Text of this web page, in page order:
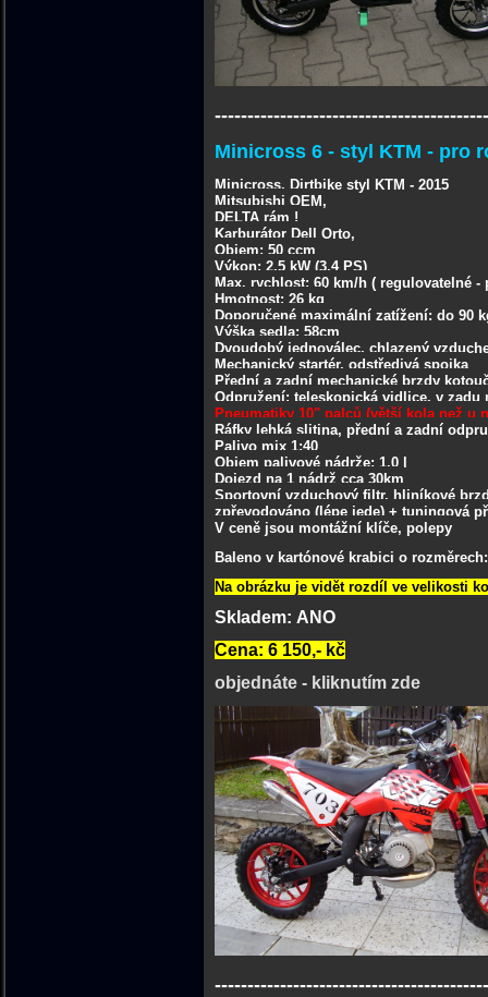
Minicross 6 - styl KTM - pro
Minicross, Dirtbike styl KTM - 2015
Mitsubishi OEM,
DELTA rám !
Karburátor Dell Orto,
Objem: 50 ccm
Výkon: 2,5 kW (3.4 PS)
Max. rychlost: 60 km/h ( regulovatelné -
Hmotnost: 26 kg
Doporučené maximální zatížení: do 90
Výška sedla: 58cm
Dvoudobý jednoválec, chlazený
Mechanický startér, odstředivá spojka
Přední a zadní mechanické brzdy
Odpružení: teleskopická vidlice, v zadu
Pneumatiky 10" palců (větší kola než u
Ráfky lehká slitina, přední a zadní
Palivo mix 1:40
Objem palivové nádrže: 1,0 l
Dojezd na 1 nádrž cca 30km
Sportovní vzduchový filtr, hliníkové
zpřevodováno (lépe jede) + tuningová
V ceně jsou montážní klíče, polepy
Baleno v kartónové krabici o
Na obrázku je vidět rozdíl ve velikosti
Skladem: ANO
Cena: 6 150,- kč
objednáte - kliknutím zde